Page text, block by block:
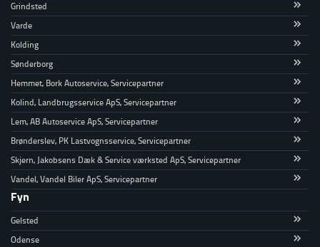
Grindsted
Varde
Kolding
Sønderborg
Hemmet, Bork Autoservice, Servicepartner
Kolind, Landbrugsservice ApS, Servicepartner
Lem, AB Autoservice ApS, Servicepartner
Brønderslev, PK Lastvognsservice, Servicepartner
Skjern, Jakobsens Dæk & Service værksted ApS, Servicepartner
Vandel, Vandel Biler ApS, Servicepartner
Fyn
Gelsted
Odense